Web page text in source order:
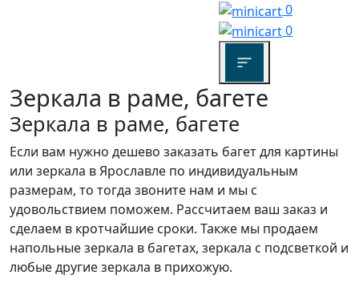
0
0
Зеркала в раме, багете
Зеркала в раме, багете
Если вам нужно дешево заказать багет для картины
или зеркала в Ярославле по индивидуальным
размерам, то тогда звоните нам и мы с
удовольствием поможем. Рассчитаем ваш заказ и
сделаем в кротчайшие сроки. Также мы продаем
напольные зеркала в багетах, зеркала с подсветкой и
любые другие зеркала в прихожую.